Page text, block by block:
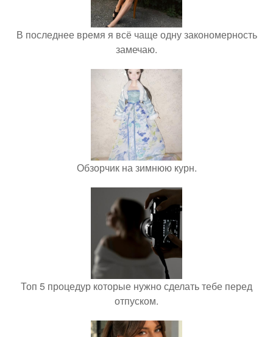
В последнее время я всё чаще одну закономерность
замечаю.
Обзорчик на зимнюю курн.
Топ 5 процедур которые нужно сделать тебе перед
отпуском.